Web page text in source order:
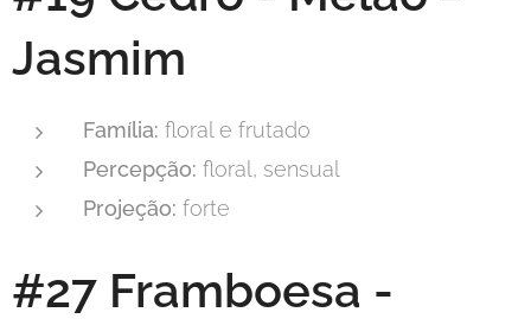
Jasmim
Família: floral e frutado
Percepção: floral, sensual
Projeção: forte
#27 Framboesa -